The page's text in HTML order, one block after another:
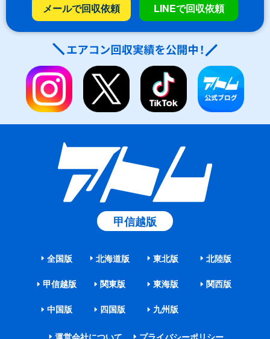
メールで回収依頼 LINEで回収依頼
甲信越版
全国版 北海道版 東北版 北陸版
甲信越版 関東版 東海版 関西版
中国版 四国版 九州版
運営会社について プライバシーポリシー